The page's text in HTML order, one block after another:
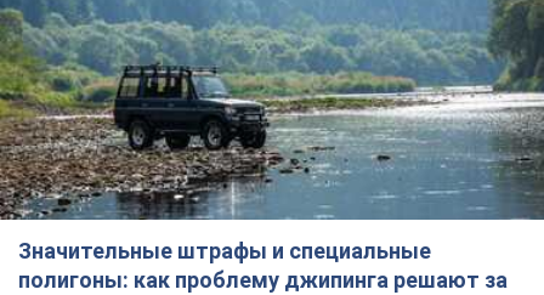
Значительные штрафы и специальные
полигоны: как проблему джипинга решают за